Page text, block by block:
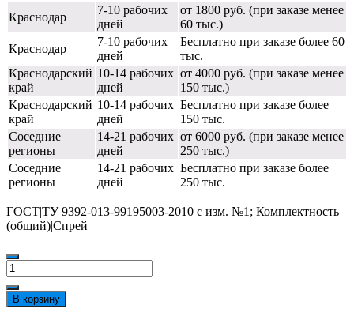
Краснодар
7-10 рабочих
дней
от 1800 руб. (при заказе менее
60 тыс.)
Краснодар
7-10 рабочих
дней
Бесплатно при заказе более 60
тыс.
Краснодарский
край
10-14 рабочих
дней
от 4000 руб. (при заказе менее
150 тыс.)
Краснодарский
край
10-14 рабочих
дней
Бесплатно при заказе более
150 тыс.
Соседние
регионы
14-21 рабочих
дней
от 6000 руб. (при заказе менее
250 тыс.)
Соседние
регионы
14-21 рабочих
дней
Бесплатно при заказе более
250 тыс.
ГОСТ|ТУ 9392-013-99195003-2010 с изм. №1; Комплектность
(общий)|Спрей
Количество
товара
Спрей
АРМАКОН™
В корзину